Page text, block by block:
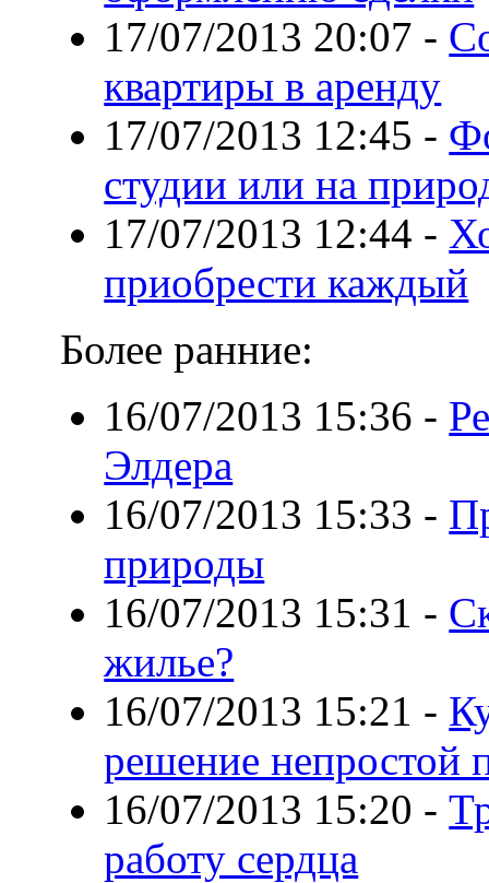
17/07/2013 20:07 -
квартиры в аренду
17/07/2013 12:45 -
студии или на
17/07/2013 12:44 -
приобрести каждый
Более ранние:
16/07/2013 15:36 -
Элдера
16/07/2013 15:33 -
природы
16/07/2013 15:31 -
жилье?
16/07/2013 15:21 -
решение непростой
16/07/2013 15:20 -
работу сердца